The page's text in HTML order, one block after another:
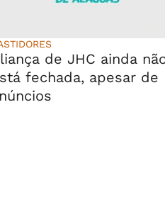
de JHC ainda
fechada, apesar de